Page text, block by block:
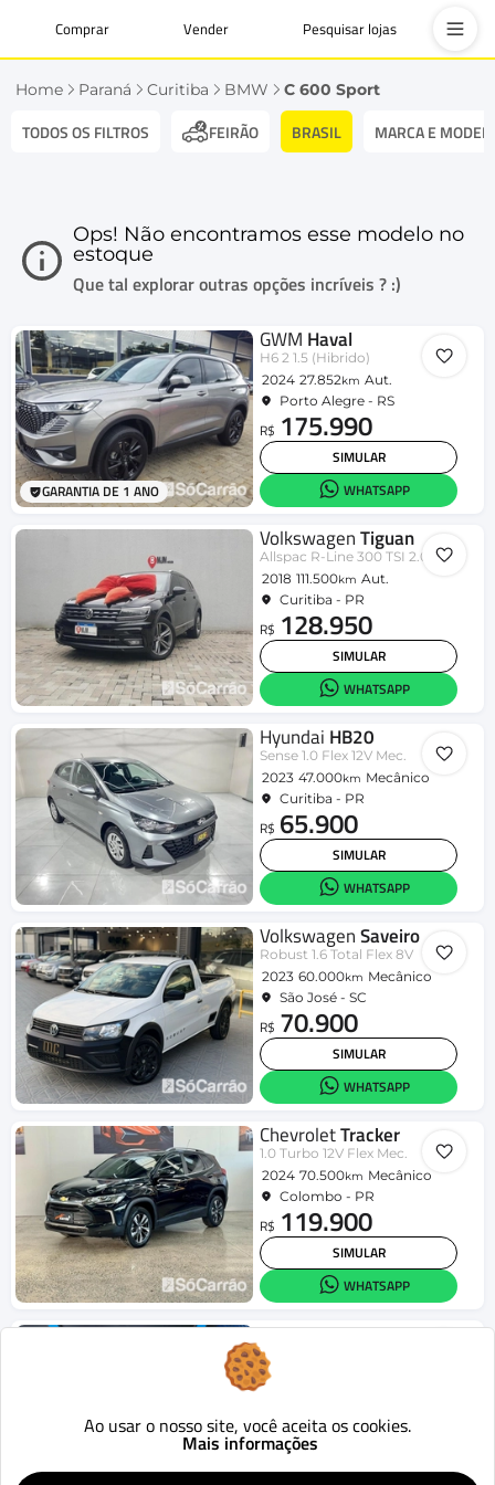
Comprar Vender Pesquisar lojas
Home Paraná Curitiba BMW C 600 Sport
TODOS OS FILTROS FEIRÃO BRASIL MARCA E
Ops! Não encontramos esse modelo no
estoque
Que tal explorar outras opções incríveis ? :)
GARANTIA DE 1 ANO
GWM Haval
H6 2 1.5 (Hibrido)
2024 27.852km Aut.
Porto Alegre - RS
R$ 175.990
SIMULAR
WHATSAPP
VolkswagenTiguan
Allspac R-Line 300 TSI 2.0
2018 111.500km Aut.
Curitiba - PR
R$ 128.950
SIMULAR
WHATSAPP
Hyundai HB20
Sense 1.0 Flex 12V Mec.
2023 47.000km Mecânico
Curitiba - PR
R$ 65.900
SIMULAR
WHATSAPP
VolkswagenSaveiro
Robust 1.6 Total Flex 8V
2023 60.000km Mecânico
São José - SC
R$ 70.900
SIMULAR
WHATSAPP
ChevroletTracker
1.0 Turbo 12V Flex Mec.
2024 70.500km Mecânico
Colombo - PR
R$ 119.900
SIMULAR
WHATSAPP
JeepCompass
LIMITED 2.0 4x2 Flex 16V Aut.
2019
R$ 95.990
Ao usar o nosso site, você aceita os cookies.
Mais informações